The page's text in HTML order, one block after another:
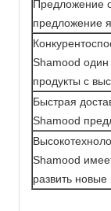
Предложение
предложение
Shamood один
продукты с
Быстрая
Shamood
Shamood
развить новые